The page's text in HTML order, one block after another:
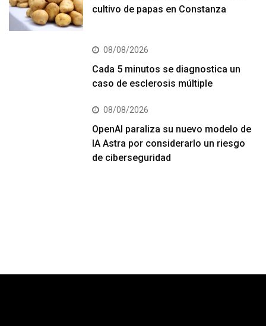
cultivo de papas en Constanza
08/08/2026
Cada 5 minutos se diagnostica un
caso de esclerosis múltiple
08/08/2026
OpenAI paraliza su nuevo modelo de
IA Astra por considerarlo un riesgo
de ciberseguridad